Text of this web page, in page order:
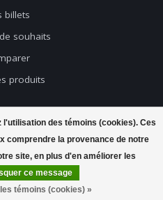
des témoins (cookies). Ces
comprendre la provenance de notre
site, en plus d'en améliorer les
ce message
témoins (cookies) »
billets
souhaits
produits
- Powered byLightspeed- Theme by